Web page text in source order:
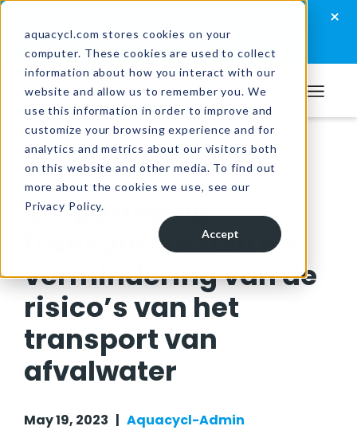
aquacycl.com stores cookies on your
computer. These cookies are used to collect
information about how you interact with our
website and allow us to remember you. We
use this information in order to improve and
customize your browsing experience and for
analytics and metrics about our visitors both
on this website and other media. To find out
more about the cookies we use, see our
Privacy Policy.
Accept
Skip
primary
navigation
Skip
main
content
Skip
footer
×
Take the assessment now
Aquacycl
Resources/Blog
Besparing op
transportkosten en
vermindering van de
risico’s van het
transport van
afvalwater
May 19, 2023 | Aquacycl-Admin